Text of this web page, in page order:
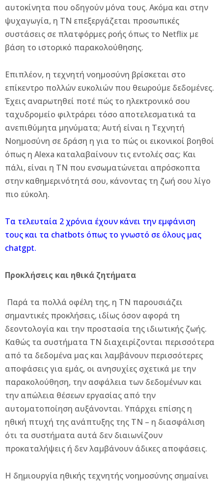
αυτοκίνητα που οδηγούν μόνα τους. Ακόμα και στην
ψυχαγωγία, η ΤΝ επεξεργάζεται προσωπικές
συστάσεις σε πλατφόρμες ροής όπως το Netflix με
βάση το ιστορικό παρακολούθησης.
Επιπλέον, η τεχνητή νοημοσύνη βρίσκεται στο
επίκεντρο πολλών ευκολιών που θεωρούμε δεδομένες.
Έχεις αναρωτηθεί ποτέ πώς το ηλεκτρονικό σου
ταχυδρομείο φιλτράρει τόσο αποτελεσματικά τα
ανεπιθύμητα μηνύματα; Αυτή είναι η Τεχνητή
Νοημοσύνη σε δράση η για το πώς οι εικονικοί βοηθοί
όπως η Alexa καταλαβαίνουν τις εντολές σας; Και
πάλι, είναι η ΤΝ που ενσωματώνεται απρόσκοπτα
στην καθημερινότητά σου, κάνοντας τη ζωή σου λίγο
πιο εύκολη.
Τα τελευταία 2 χρόνια έχουν κάνει την εμφάνιση
τους και τα chatbots όπως το γνωστό σε όλους μας
chatgpt.
Προκλήσεις και ηθικά ζητήματα
Παρά τα πολλά οφέλη της, η ΤΝ παρουσιάζει
σημαντικές προκλήσεις, ιδίως όσον αφορά τη
δεοντολογία και την προστασία της ιδιωτικής ζωής.
Καθώς τα συστήματα ΤΝ διαχειρίζονται περισσότερα
από τα δεδομένα μας και λαμβάνουν περισσότερες
αποφάσεις για εμάς, οι ανησυχίες σχετικά με την
παρακολούθηση, την ασφάλεια των δεδομένων και
την απώλεια θέσεων εργασίας από την
αυτοματοποίηση αυξάνονται. Υπάρχει επίσης η
ηθική πτυχή της ανάπτυξης της ΤΝ – η διασφάλιση
ότι τα συστήματα αυτά δεν διαιωνίζουν
προκαταλήψεις ή δεν λαμβάνουν άδικες αποφάσεις.
Η δημιουργία ηθικής τεχνητής νοημοσύνης σημαίνει